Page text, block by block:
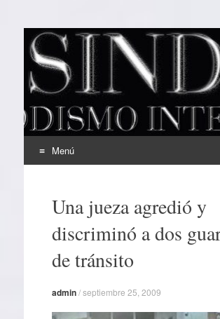
EL SINDICAL
Periodismo Inteligente
Menú
contenidoUna jueza agredió y
discriminó a dos
de tránsito
admin/septiembre 25, 2009